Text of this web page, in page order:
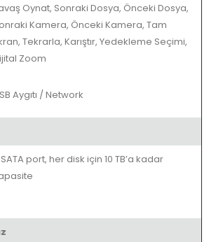
Oynat, Sonraki Dosya, Önceki Dosya,
Kamera, Önceki Kamera, Tam
Tekrarla, Karıştır, Yedekleme Seçimi,
Zoom
Aygıtı / Network
port, her disk için 10 TB’a kadar